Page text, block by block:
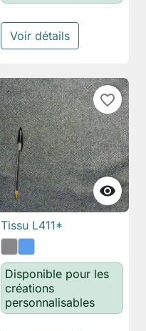
Voir détails

favorite_border
Tissu L411*
Disponible pour les
créations
personnalisables